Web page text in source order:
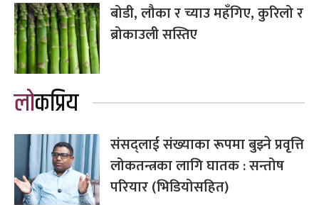
बोडी, लौका र च्याउ महँगिए, कुरिलो र
ब्रोकाउली सस्तिए
लोकप्रिय
संसद्लाई संख्याका रूपमा बुझ्ने प्रवृत्ति
लोकतन्त्रका लागि घातक : सन्तोष
परियार (भिडियोसहित)